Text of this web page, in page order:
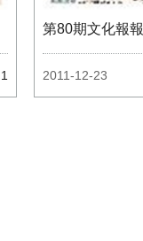
1
第80期文化報報
2011-12-23